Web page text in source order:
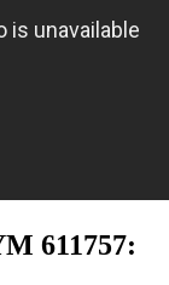
611757: